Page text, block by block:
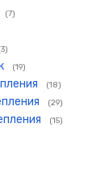
(7)
(19)
(18)
(29)
(15)